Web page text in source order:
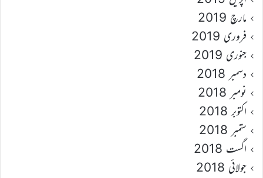
مارچ 2019
فروری 2019
جنوری 2019
دسمبر 2018
نومبر 2018
اکتوبر 2018
ستمبر 2018
اگست 2018
جولائی 2018